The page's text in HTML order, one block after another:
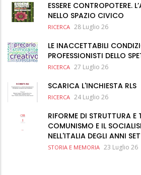
ESSERE CONTROPOTERE.
NELLO SPAZIO CIVICO
RICERCA 28 Luglio 26
LE INACCETTABILI
PROFESSIONISTI DELLO
RICERCA 27 Luglio 26
SCARICA L'INCHIESTA RLS
RICERCA 24 Luglio 26
RIFORME DI STRUTTURA E
COMUNISMO E IL
NELL'ITALIA DEGLI ANNI
STORIA E MEMORIA 23 Luglio 26